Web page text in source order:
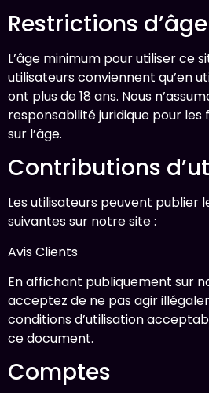
Restrictions d’âge
L’âge minimum pour utiliser ce
utilisateurs conviennent qu’en
ont plus de 18 ans. Nous
responsabilité juridique pour les
sur l’âge.
Contributions
Les utilisateurs peuvent publier
suivantes sur notre site :
Avis Clients
En affichant publiquement sur
acceptez de ne pas agir
conditions d’utilisation
ce document.
Comptes